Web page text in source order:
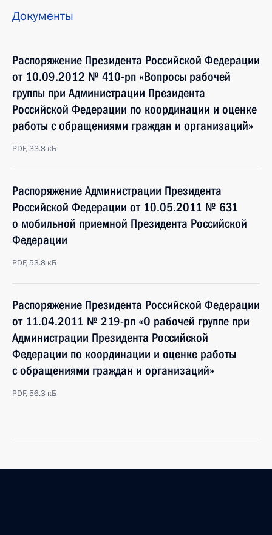
Документы
Распоряжение Президента Российской Федерации
от 10.09.2012 № 410-рп «Вопросы рабочей
группы при Администрации Президента
Российской Федерации по координации и оценке
работы с обращениями граждан и организаций»
PDF, 33.8 кБ
Распоряжение Администрации Президента
Российской Федерации от 10.05.2011 № 631
о мобильной приемной Президента Российской
Федерации
PDF, 53.8 кБ
Распоряжение Президента Российской Федерации
от 11.04.2011 № 219-рп «О рабочей группе при
Администрации Президента Российской
Федерации по координации и оценке работы
с обращениями граждан и организаций»
PDF, 56.3 кБ